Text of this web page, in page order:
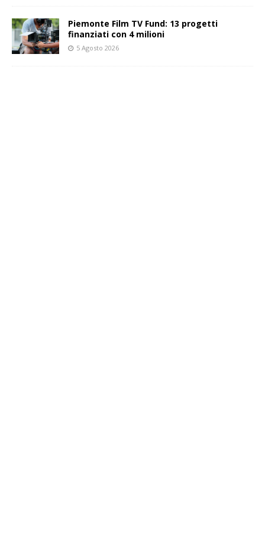
Piemonte Film TV Fund: 13 progetti
finanziati con 4 milioni
5 Agosto 2026